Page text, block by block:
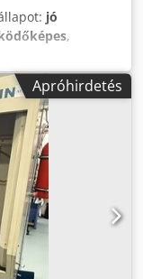
jó
,
acél-beton
berendezéssel.
CHIRON
- függőleges -
forgácsszállítóval
A rendszer
időközeit
Fúrási kapacitás
hosszú
20-12 000
orsótávolság X-
tengely: 400 mm
Apróhirdetés